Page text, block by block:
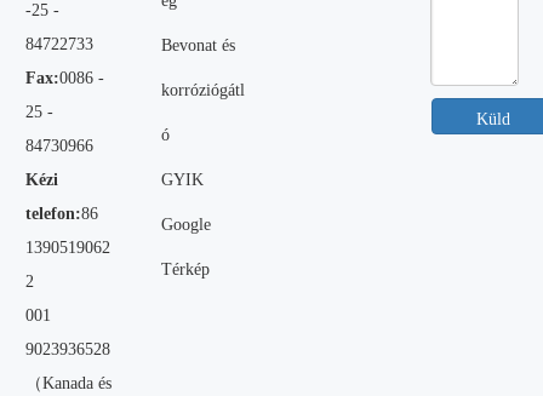
-25 -
84722733
Fax:0086 -
25 -
84730966
Kézi
telefon:86
1390519062
2
001
9023936528
（Kanada és
Bevonat és
korróziógátl
ó
GYIK
Google
Térkép
Küld